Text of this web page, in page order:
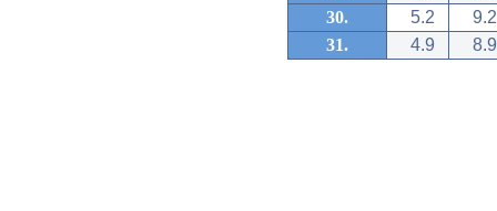
30.
5.2
9.2
31.
4.9 8.9